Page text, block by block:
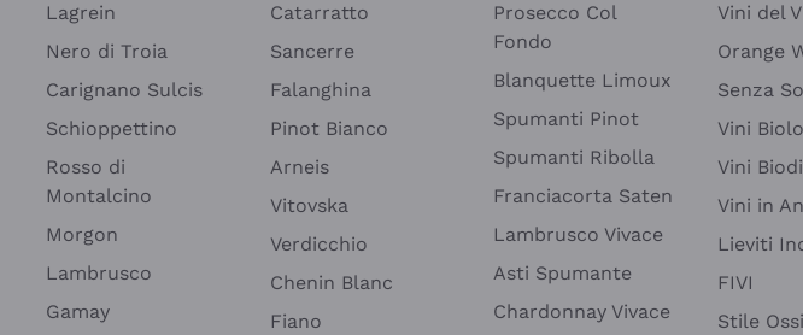
Lagrein
Nero di Troia
Carignano Sulcis
Schioppettino
Rosso di
Montalcino
Morgon
Lambrusco
Gamay
Catarratto
Sancerre
Falanghina
Pinot Bianco
Arneis
Vitovska
Verdicchio
Chenin Blanc
Fiano
Prosecco Col
Fondo
Blanquette Limoux
Spumanti Pinot
Spumanti Ribolla
Franciacorta Saten
Lambrusco Vivace
Asti Spumante
Chardonnay Vivace
Vini del
Orange
Senza
Vini
Vini
Vini in
Lieviti
FIVI
Stile